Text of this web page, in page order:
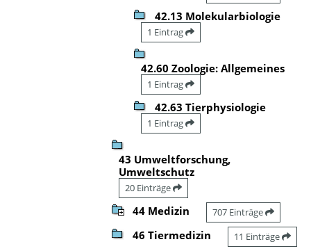
42.13 Molekularbiologie
1 Eintrag
42.60 Zoologie: Allgemeines
1 Eintrag
42.63 Tierphysiologie
1 Eintrag
43 Umweltforschung,
Umweltschutz
20 Einträge
44 Medizin 707 Einträge
46 Tiermedizin 11 Einträge